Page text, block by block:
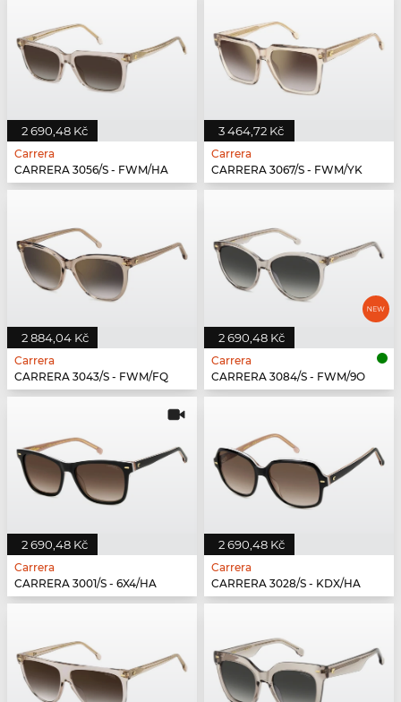
2 690,48 Kč
Carrera
CARRERA 3056/S - FWM/HA
3 464,72 Kč
Carrera
CARRERA 3067/S - FWM/YK
2 884,04 Kč
Carrera
CARRERA 3043/S - FWM/FQ
2 690,48 Kč
Carrera
CARRERA 3084/S - FWM/9O
2 690,48 Kč
Carrera
CARRERA 3001/S - 6X4/HA
2 690,48 Kč
Carrera
CARRERA 3028/S - KDX/HA